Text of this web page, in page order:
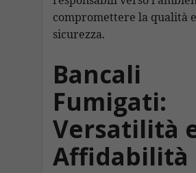
compromettere la qualità
sicurezza.
Bancali
Fumigati:
Versatilità
Affidabilità